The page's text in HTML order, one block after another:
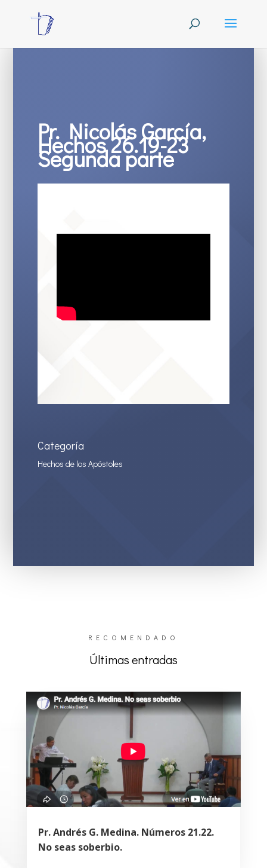
Pr. Nicolás García,
Hechos 26.19-23
Segunda parte
Categoría
Hechos de los Apóstoles
RECOMENDADO
Últimas entradas
Pr. Andrés G. Medina. Números 21.22.
No seas soberbio.